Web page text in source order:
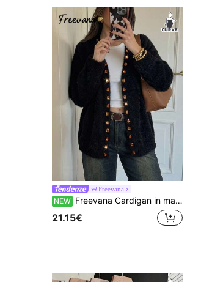
Freevana
NEW Freevana Cardigan in maglia a maniche lunghe con cristalli finti stile francese taglie forti per l'inverno
21.15€